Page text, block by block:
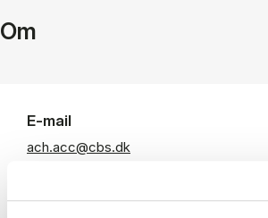
Om
E-mail
ach.acc@cbs.dk